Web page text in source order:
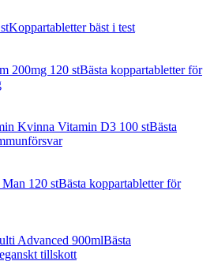
Koppartabletter bäst i test
200mg 120 stBästa koppartabletter för
Kvinna Vitamin D3 100 stBästa
120 stBästa koppartabletter för
Advanced 900mlBästa
tillskott